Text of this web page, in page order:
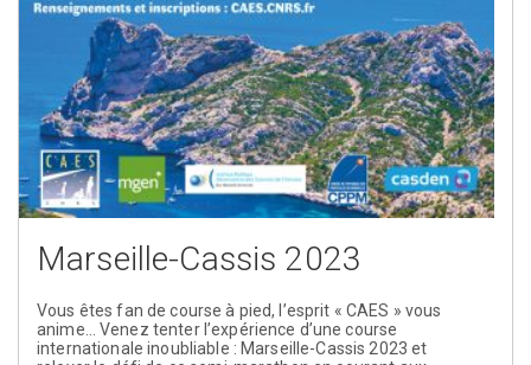
Marseille-Cassis 2023
Vous êtes fan de course à pied, l’esprit « CAES » vous
anime… Venez tenter l’expérience d’une course
internationale inoubliable : Marseille-Cassis 2023 et